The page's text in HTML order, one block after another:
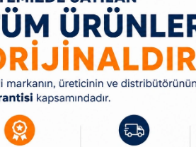
Benzer Ürünler